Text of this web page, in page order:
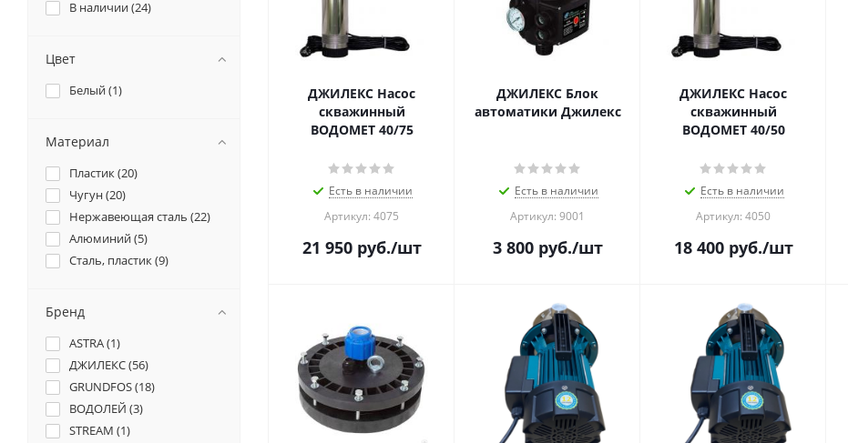
ДЖИЛЕКС Насос
скважинный
ВОДОМЕТ 40/75
Есть в наличии
Артикул: 4075
21 950руб./шт
ДЖИЛЕКС Блок
автоматики Джилекс
Есть в наличии
Артикул: 9001
3 800руб./шт
ДЖИЛЕКС Насос
скважинный
ВОДОМЕТ 40/50
Есть в наличии
Артикул: 4050
18 400руб./шт
В наличии (24)
Цвет
Белый (1)
Материал
Пластик (20)
Чугун (20)
Нержавеющая сталь (22)
Алюминий (5)
Сталь, пластик (9)
Бренд
ASTRA (1)
ДЖИЛЕКС (56)
GRUNDFOS (18)
ВОДОЛЕЙ (3)
STREAM (1)